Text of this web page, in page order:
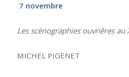
7 novembre
Les scénographies ouvrières au
MICHEL PIGENET